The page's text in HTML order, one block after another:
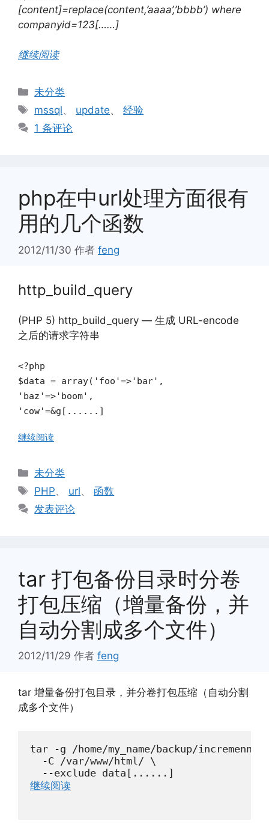
[content]=replace(content,’aaaa’,’bbbb’) where
companyid=123[……]
继续阅读
分
类
未分类
标
签
mssql、 update、经验
1 条评论
php在中url处理方面很有
用的几个函数
2012/11/30 作者 feng
http_build_query
(PHP 5) http_build_query — 生成 URL-encode
之后的请求字符串
<?php
$data = array('foo'=>'bar',
'baz'=>'boom',
'cow'=&g[......]
继续阅读
分
类
未分类
标
签
PHP、 url、 函数
发表评论
tar 打包备份目录时分卷
打包压缩（增量备份，并
自动分割成多个文件）
2012/11/29 作者 feng
tar 增量备份打包目录，并分卷打包压缩（自动分割
成多个文件）
tar -g /home/my_name/backup/
-C /var/www/html/ \
--exclude data[......]
继续阅读